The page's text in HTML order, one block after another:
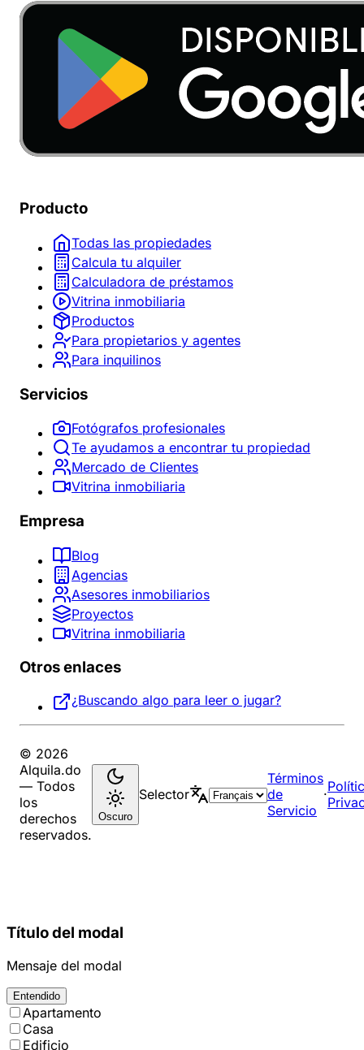
Producto
Todas las propiedades
Calcula tu alquiler
Calculadora de préstamos
Vitrina inmobiliaria
Productos
Para propietarios y agentes
Para inquilinos
Servicios
Fotógrafos profesionales
Te ayudamos a encontrar tu propiedad
Mercado de Clientes
Vitrina inmobiliaria
Empresa
Blog
Agencias
Asesores inmobiliarios
Proyectos
Vitrina inmobiliaria
Otros enlaces
¿Buscando algo para leer o jugar?
© 2026
Alquila.do
— Todos
los
derechos
reservados.
Oscuro
Selector
Términos
de
Servicio
·
Título del modal
Mensaje del modal
Entendido
Apartamento
Casa
Edificio